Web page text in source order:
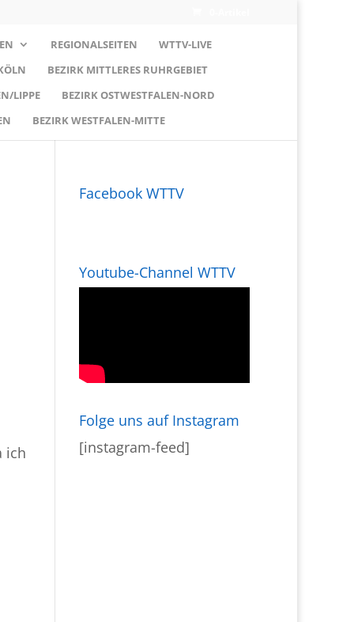
REGIONALSEITEN
WTTV-LIVE
BEZIRK MITTLERES RUHRGEBIET
LIPPE
BEZIRK OSTWESTFALEN-NORD
BEZIRK WESTFALEN-MITTE
ich
Facebook WTTV
Youtube-Channel WTTV
Folge uns auf Instagram
[instagram-feed]